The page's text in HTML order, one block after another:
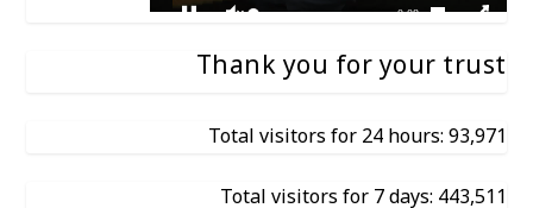
Thank you for your trust
Total visitors for 24 hours: 93,971
Total visitors for 7 days: 443,511